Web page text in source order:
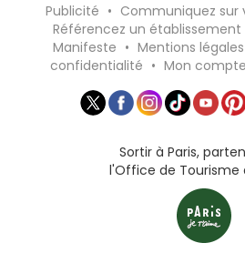
Publicité • Communiquez
Référencez un établissement
Manifeste • Mentions légales
confidentialité • Mon compte
Sortir à Paris,
l'Office de Tourisme